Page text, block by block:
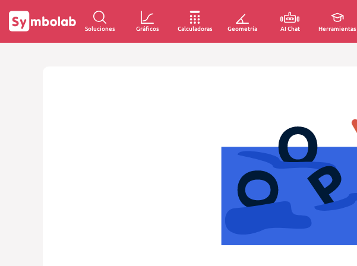
Soluciones Gráficos Calculadoras Geometría AI Chat Herramientas